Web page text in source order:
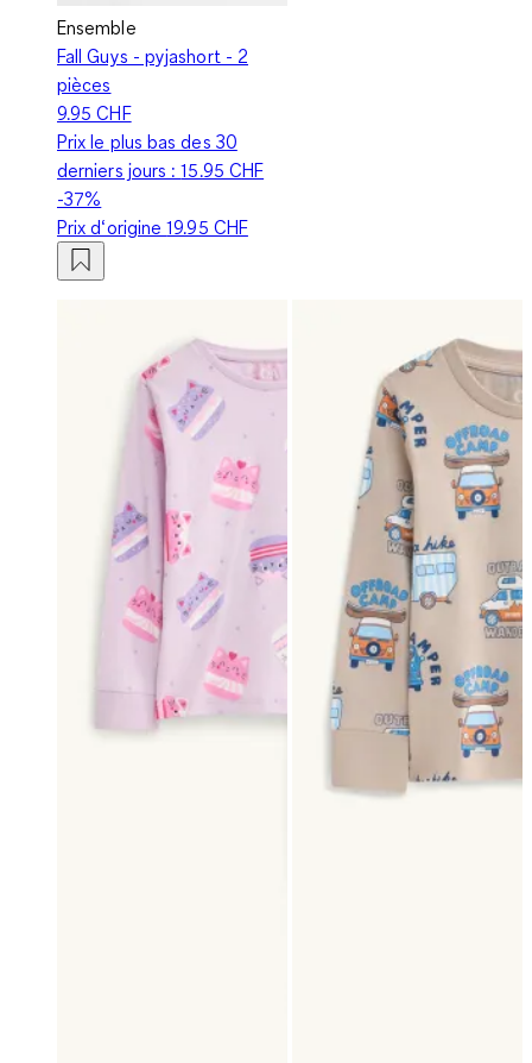
Ensemble
Fall Guys - pyjashort - 2
pièces
9.95 CHF
Prix le plus bas des 30
derniers jours :15.95 CHF
-37%
Prix d‘origine19.95 CHF